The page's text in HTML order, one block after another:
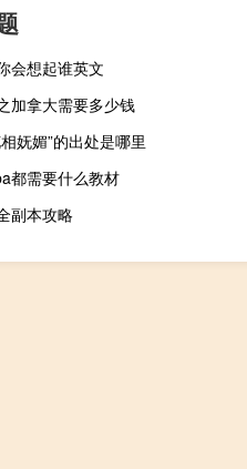
会想起谁英文
加拿大需要多少钱
妩媚”的出处是哪里
都需要什么教材
副本攻略